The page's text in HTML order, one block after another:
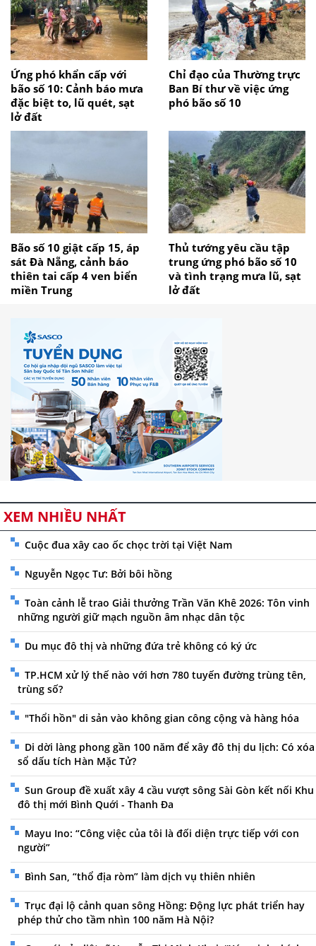
Ứng phó khẩn cấp với
bão số 10: Cảnh báo mưa
đặc biệt to, lũ quét, sạt
lở đất
Chỉ đạo của Thường trực
Ban Bí thư về việc ứng
phó bão số 10
Bão số 10 giật cấp 15, áp
sát Đà Nẵng, cảnh báo
thiên tai cấp 4 ven biển
miền Trung
Thủ tướng yêu cầu tập
trung ứng phó bão số 10
và tình trạng mưa lũ, sạt
lở đất
XEM NHIỀU NHẤT
Cuộc đua xây cao ốc chọc trời tại Việt Nam
Nguyễn Ngọc Tư: Bởi bôi hồng
Toàn cảnh lễ trao Giải thưởng Trần Văn Khê 2026: Tôn vinh
những người giữ mạch nguồn âm nhạc dân tộc
Du mục đô thị và những đứa trẻ không có ký ức
TP.HCM xử lý thế nào với hơn 780 tuyến đường trùng tên,
trùng số?
"Thổi hồn" di sản vào không gian công cộng và hàng hóa
Di dời làng phong gần 100 năm để xây đô thị du lịch: Có xóa
sổ dấu tích Hàn Mặc Tử?
Sun Group đề xuất xây 4 cầu vượt sông Sài Gòn kết nối Khu
đô thị mới Bình Quới - Thanh Đa
Mayu Ino: “Công việc của tôi là đối diện trực tiếp với con
người”
Bình San, “thổ địa ròm” làm dịch vụ thiên nhiên
Trục đại lộ cảnh quan sông Hồng: Động lực phát triển hay
phép thử cho tầm nhìn 100 năm Hà Nội?